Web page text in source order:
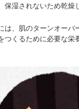
保湿されないため乾燥
は、肌のターンオーバ
つくるために必要な栄